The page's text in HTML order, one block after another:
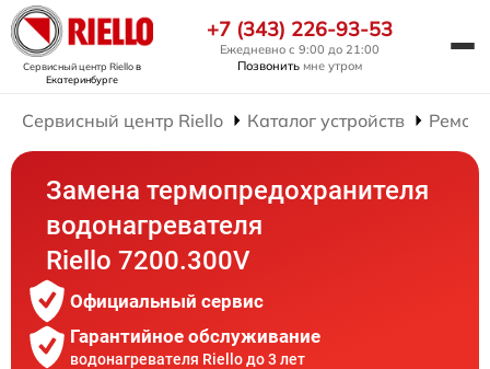
Сервисный центр Rielloв
Екатеринбурге
+7 (343) 226-93-53
Ежедневно с 9:00 до 21:00
Позвонить мне утром
Сервисный центр Riello Каталог устройств
Замена термопредохранителя
водонагревателя
Riello 7200.300V
Официальный сервис
Гарантийное обслуживание
водонагревателя Riello до 3 лет